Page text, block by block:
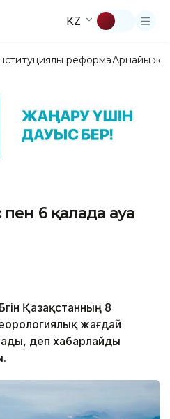
KZ
реформаАрнайы
пен 6 қалада ауа
Қазақстанның 8
жағдай
деп хабарлайды